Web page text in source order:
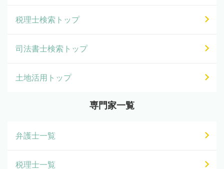
税理士検索トップ
司法書士検索トップ
土地活用トップ
専門家一覧
弁護士一覧
税理士一覧